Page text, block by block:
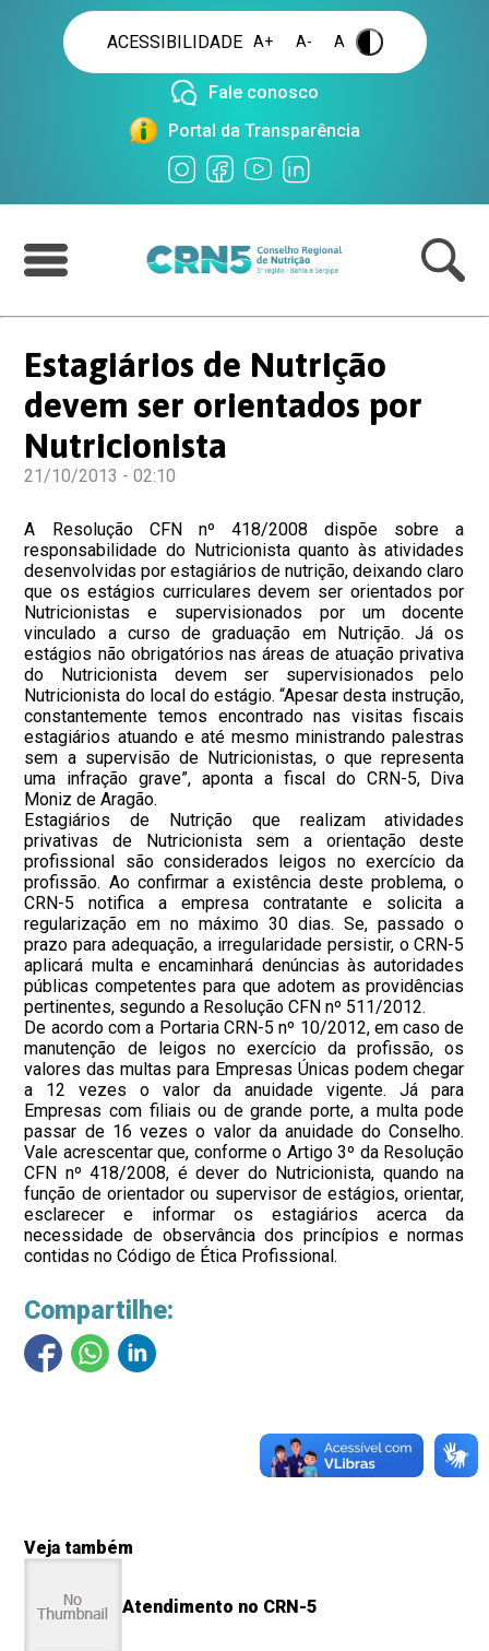
ACESSIBILIDADE A+ A- A .
Fale conosco
Portal da Transparência
Estagiários de Nutrição
devem ser orientados por
Nutricionista
21/10/2013 - 02:10
A Resolução CFN nº 418/2008 dispõe sobre a
responsabilidade do Nutricionista quanto às atividades
desenvolvidas por estagiários de nutrição, deixando claro
que os estágios curriculares devem ser orientados por
Nutricionistas e supervisionados por um docente
vinculado a curso de graduação em Nutrição. Já os
estágios não obrigatórios nas áreas de atuação privativa
do Nutricionista devem ser supervisionados pelo
Nutricionista do local do estágio. “Apesar desta instrução,
constantemente temos encontrado nas visitas fiscais
estagiários atuando e até mesmo ministrando palestras
sem a supervisão de Nutricionistas, o que representa
uma infração grave”, aponta a fiscal do CRN-5, Diva
Moniz de Aragão.
Estagiários de Nutrição que realizam atividades
privativas de Nutricionista sem a orientação deste
profissional são considerados leigos no exercício da
profissão. Ao confirmar a existência deste problema, o
CRN-5 notifica a empresa contratante e solicita a
regularização em no máximo 30 dias. Se, passado o
prazo para adequação, a irregularidade persistir, o CRN-5
aplicará multa e encaminhará denúncias às autoridades
públicas competentes para que adotem as providências
pertinentes, segundo a Resolução CFN nº 511/2012.
De acordo com a Portaria CRN-5 nº 10/2012, em caso de
manutenção de leigos no exercício da profissão, os
valores das multas para Empresas Únicas podem chegar
a 12 vezes o valor da anuidade vigente. Já para
Empresas com filiais ou de grande porte, a multa pode
passar de 16 vezes o valor da anuidade do Conselho.
Vale acrescentar que, conforme o Artigo 3º da Resolução
CFN nº 418/2008, é dever do Nutricionista, quando na
função de orientador ou supervisor de estágios, orientar,
esclarecer e informar os estagiários acerca da
necessidade de observância dos princípios e normas
contidas no Código de Ética Profissional.
Compartilhe:
Veja também
Atendimento no CRN-5